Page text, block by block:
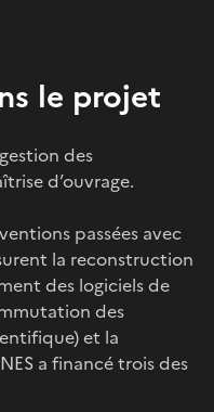
le projet
des
d’ouvrage.
passées avec
la reconstruction
des logiciels de
des
et la
a financé trois des